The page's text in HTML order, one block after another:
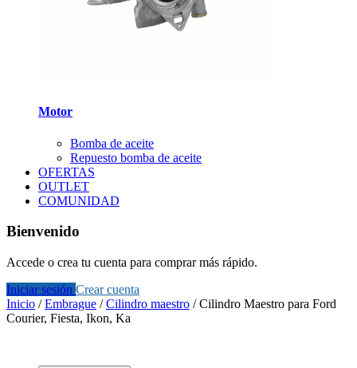
Motor
Bomba de aceite
Repuesto bomba de aceite
OFERTAS
OUTLET
COMUNIDAD
Bienvenido
Accede o crea tu cuenta para comprar más rápido.
Iniciar sesión Crear cuenta
Inicio /Embrague /Cilindro maestro /Cilindro Maestro para Ford
Courier, Fiesta, Ikon, Ka